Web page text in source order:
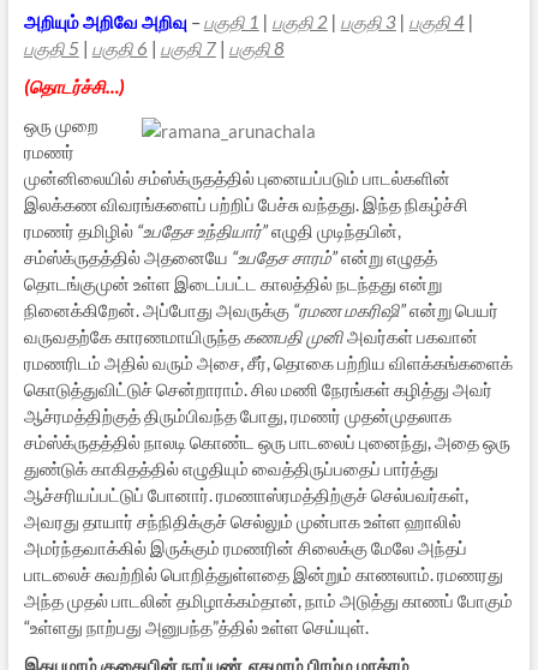
அறியும் அறிவே அறிவு –பகுதி 1 | பகுதி 2| பகுதி 3| பகுதி 4|
பகுதி 5 | பகுதி 6 | பகுதி 7| பகுதி 8
(தொடர்ச்சி…)
ஒரு முறை
ரமணர்
முன்னிலையில் சம்ஸ்க்ருதத்தில் புனையப்படும் பாடல்களின்
இலக்கண விவரங்களைப் பற்றிப் பேச்சு வந்தது. இந்த நிகழ்ச்சி
ரமணர் தமிழில் “உபதேச உந்தியார்”எழுதி முடிந்தபின்,
சம்ஸ்க்ருதத்தில் அதனையே “உபதேச சாரம்”என்று எழுதத்
தொடங்குமுன் உள்ள இடைப்பட்ட காலத்தில் நடந்தது என்று
நினைக்கிறேன். அப்போது அவருக்கு “ரமண மகரிஷி”என்று பெயர்
வருவதற்கே காரணமாயிருந்தகணபதி முனிஅவர்கள் பகவான்
ரமணரிடம் அதில் வரும் அசை, சீர், தொகை பற்றிய விளக்கங்களைக்
கொடுத்துவிட்டுச் சென்றாராம். சில மணி நேரங்கள் கழித்து அவர்
ஆச்ரமத்திற்குத் திரும்பிவந்த போது, ரமணர் முதன்முதலாக
சம்ஸ்க்ருதத்தில் நாலடி கொண்ட ஒரு பாடலைப் புனைந்து, அதை ஒரு
துண்டுக் காகிதத்தில் எழுதியும் வைத்திருப்பதைப் பார்த்து
ஆச்சரியப்பட்டுப் போனார். ரமணாஸ்ரமத்திற்குச் செல்பவர்கள்,
அவரது தாயார் சந்நிதிக்குச் செல்லும் முன்பாக உள்ள ஹாலில்
அமர்ந்தவாக்கில் இருக்கும் ரமணரின் சிலைக்கு மேலே அந்தப்
பாடலைச் சுவற்றில் பொறித்துள்ளதை இன்றும் காணலாம். ரமணரது
அந்த முதல் பாடலின் தமிழாக்கம்தான், நாம் அடுத்து காணப் போகும்
“உள்ளது நாற்பது அனுபந்த”த்தில் உள்ள செய்யுள்.
இதயமாம் குகையின் நாப்பண் ஏகமாம் பிரம்ம மாத்ரம்